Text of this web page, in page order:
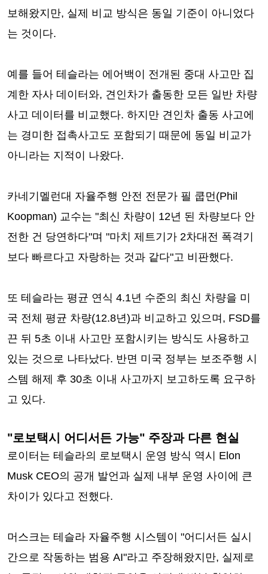
보해왔지만, 실제 비교 방식은 동일 기준이 아니었다
는 것이다.
예를 들어 테슬라는 에어백이 전개된 중대 사고만 집
계한 자사 데이터와, 견인차가 출동한 모든 일반 차량
사고 데이터를 비교했다. 하지만 견인차 출동 사고에
는 경미한 접촉사고도 포함되기 때문에 동일 비교가
아니라는 지적이 나왔다.
카네기멜런대 자율주행 안전 전문가 필 쿱먼(Phil
Koopman) 교수는 "최신 차량이 12년 된 차량보다 안
전한 건 당연하다"며 "마치 제트기가 2차대전 폭격기
보다 빠르다고 자랑하는 것과 같다"고 비판했다.
또 테슬라는 평균 연식 4.1년 수준의 최신 차량을 미
국 전체 평균 차량(12.8년)과 비교하고 있으며, FSD를
끈 뒤 5초 이내 사고만 포함시키는 방식도 사용하고
있는 것으로 나타났다. 반면 미국 정부는 보조주행 시
스템 해제 후 30초 이내 사고까지 보고하도록 요구하
고 있다.
"로보택시 어디서든 가능" 주장과 다른 현실
로이터는 테슬라의 로보택시 운영 방식 역시 Elon
Musk CEO의 공개 발언과 실제 내부 운영 사이에 큰
차이가 있다고 전했다.
머스크는 테슬라 자율주행 시스템이 "어디서든 실시
간으로 작동하는 범용 AI"라고 주장해왔지만, 실제로